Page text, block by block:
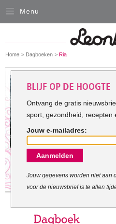
You
here:
Home Dagboeken Ria
Menu
Sluiten
HARDLOOPKLEDING
FIETSKLEDING
SERVICE
Inloggen
Contact- en adresgegevens
Levertijd, retourneren, ruilen
Algemene voorwaarden
BLIJF OP DE HOOGTE
Ontvang de gratis
sport, gezondheid, recepten
Jouw e-mailadres:
Aanmelden
Jouw gegevens worden niet aan
voor de nieuwsbrief is te allen